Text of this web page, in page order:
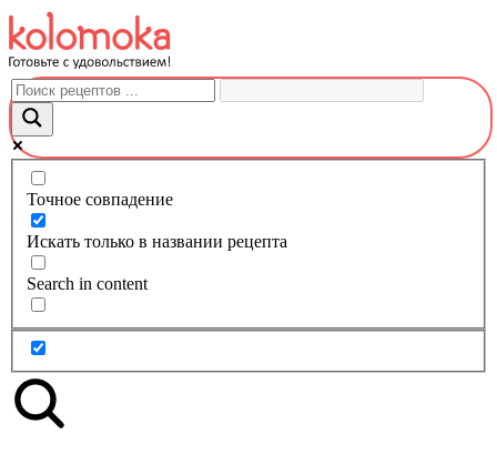
Перейти
к
контенту
Точное совпадение
Искать только в названии рецепта
Search in content